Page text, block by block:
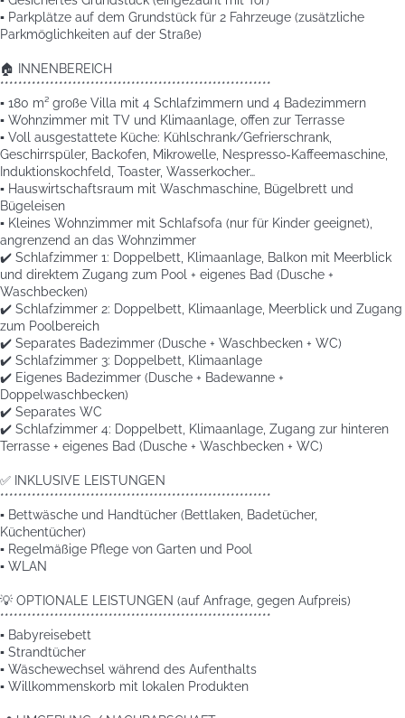
▪️ Parkplätze auf dem Grundstück für 2 Fahrzeuge (zusätzliche
Parkmöglichkeiten auf der Straße)
🏠 INNENBEREICH
************************************************************
▪️ 180 m² große Villa mit 4 Schlafzimmern und 4 Badezimmern
▪️ Wohnzimmer mit TV und Klimaanlage, offen zur Terrasse
▪️ Voll ausgestattete Küche: Kühlschrank/Gefrierschrank,
Geschirrspüler, Backofen, Mikrowelle, Nespresso-Kaffeemaschine,
Induktionskochfeld, Toaster, Wasserkocher…
▪️ Hauswirtschaftsraum mit Waschmaschine, Bügelbrett und
Bügeleisen
▪️ Kleines Wohnzimmer mit Schlafsofa (nur für Kinder geeignet),
angrenzend an das Wohnzimmer
✔️ Schlafzimmer 1: Doppelbett, Klimaanlage, Balkon mit Meerblick
und direktem Zugang zum Pool + eigenes Bad (Dusche +
Waschbecken)
✔️ Schlafzimmer 2: Doppelbett, Klimaanlage, Meerblick und Zugang
zum Poolbereich
✔️ Separates Badezimmer (Dusche + Waschbecken + WC)
✔️ Schlafzimmer 3: Doppelbett, Klimaanlage
✔️ Eigenes Badezimmer (Dusche + Badewanne +
Doppelwaschbecken)
✔️ Separates WC
✔️ Schlafzimmer 4: Doppelbett, Klimaanlage, Zugang zur hinteren
Terrasse + eigenes Bad (Dusche + Waschbecken + WC)
✅ INKLUSIVE LEISTUNGEN
************************************************************
▪️ Bettwäsche und Handtücher (Bettlaken, Badetücher,
Küchentücher)
▪️ Regelmäßige Pflege von Garten und Pool
▪️ WLAN
💡 OPTIONALE LEISTUNGEN (auf Anfrage, gegen Aufpreis)
************************************************************
▪️ Babyreisebett
▪️ Strandtücher
▪️ Wäschewechsel während des Aufenthalts
▪️ Willkommenskorb mit lokalen Produkten